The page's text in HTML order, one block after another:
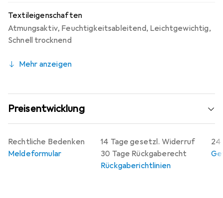
Textileigenschaften
Atmungsaktiv, Feuchtigkeitsableitend, Leichtgewichtig,
Schnell trocknend
Mehr anzeigen
Preisentwicklung
14 Tage gesetzl. Widerruf
30 Tage Rückgaberecht
Rückgaberichtlinien
24
Rechtliche Bedenken
Meldeformular